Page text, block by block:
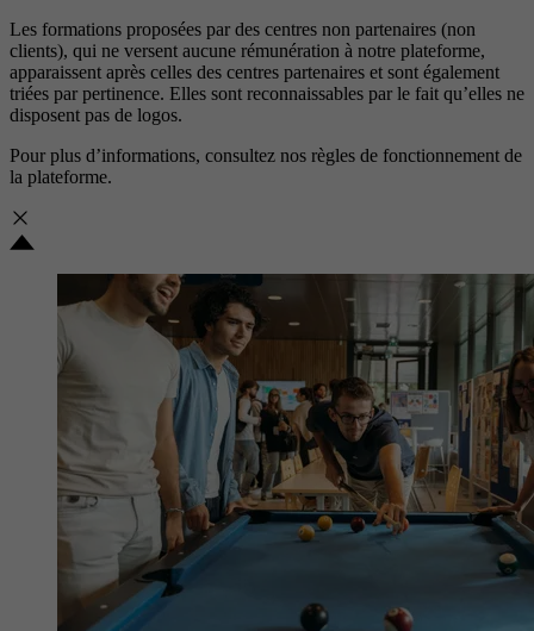
Les formations proposées par des centres non partenaires (non
clients), qui ne versent aucune rémunération à notre plateforme,
apparaissent après celles des centres partenaires et sont également
triées par pertinence. Elles sont reconnaissables par le fait qu’elles ne
disposent pas de logos.
Pour plus d’informations, consultez nos règles de fonctionnement de
la plateforme.